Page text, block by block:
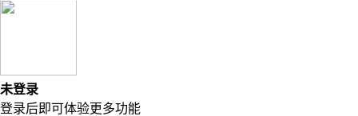
未登录
登录后即可体验更多功能